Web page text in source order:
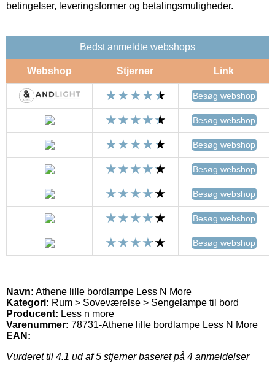
betingelser, leveringsformer og betalingsmuligheder.
Bedst anmeldte webshops
Webshop Stjerner Link
Besøg webshop
Besøg webshop
Besøg webshop
Besøg webshop
Besøg webshop
Besøg webshop
Besøg webshop
Navn: Athene lille bordlampe Less N More
Kategori: Rum > Soveværelse > Sengelampe til bord
Producent: Less n more
Varenummer: 78731-Athene lille bordlampe Less N More
EAN:
Vurderet til 4.1 ud af 5 stjerner baseret på 4 anmeldelser